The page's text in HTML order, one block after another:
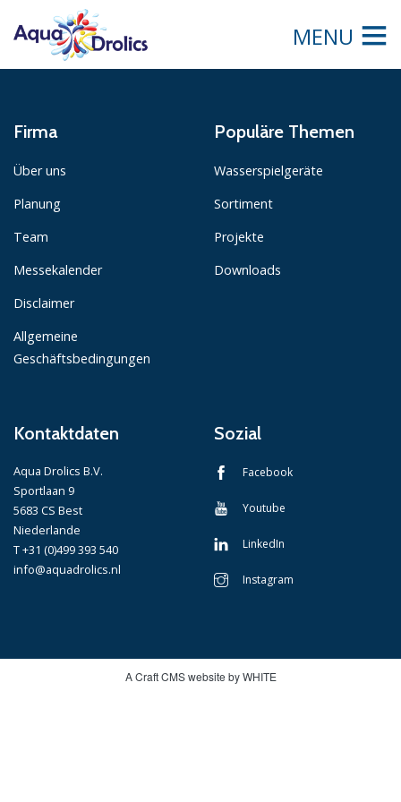
MENU
Firma
Über uns
Planung
Team
Messekalender
Disclaimer
Allgemeine
Geschäftsbedingungen
Populäre Themen
Wasserspielgeräte
Sortiment
Projekte
Downloads
Kontaktdaten
Aqua Drolics B.V.
Sportlaan 9
5683 CS Best
Niederlande
T +31 (0)499 393 540
info@aquadrolics.nl
Sozial
Facebook
Youtube
LinkedIn
Instagram
A Craft CMS website by WHITE